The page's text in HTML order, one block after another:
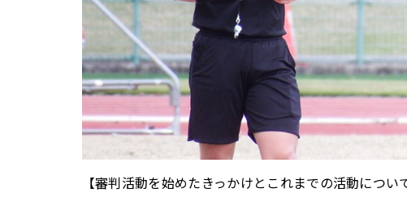
【審判活動を始めたきっかけとこれまでの活動につい